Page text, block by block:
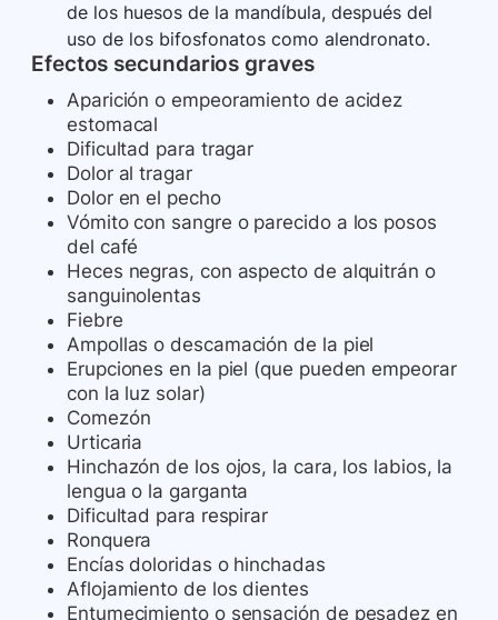
de los huesos de la mandíbula, después del
uso de los bifosfonatos como alendronato.
Efectos secundarios graves
Aparición o empeoramiento de acidez
estomacal
Dificultad para tragar
Dolor al tragar
Dolor en el pecho
Vómito con sangre o parecido a los posos
del café
Heces negras, con aspecto de alquitrán o
sanguinolentas
Fiebre
Ampollas o descamación de la piel
Erupciones en la piel (que pueden empeorar
con la luz solar)
Comezón
Urticaria
Hinchazón de los ojos, la cara, los labios, la
lengua o la garganta
Dificultad para respirar
Ronquera
Encías doloridas o hinchadas
Aflojamiento de los dientes
Entumecimiento o sensación de pesadez en